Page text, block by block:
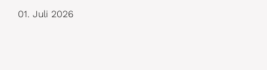
01. Juli 2026